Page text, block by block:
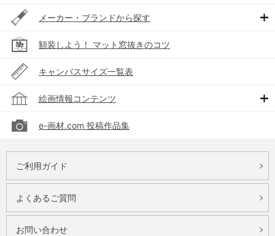
メーカー・ブランドから探す
額装しよう！ マット窓抜きのコツ
キャンバスサイズ一覧表
絵画情報コンテンツ
e-画材.com 投稿作品集
ご利用ガイド
よくあるご質問
お問い合わせ